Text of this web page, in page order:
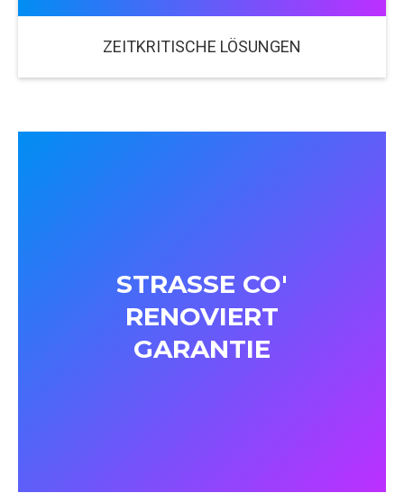
ZEITKRITISCHE LÖSUNGEN
STRASSE CO'
RENOVIERT
GARANTIE